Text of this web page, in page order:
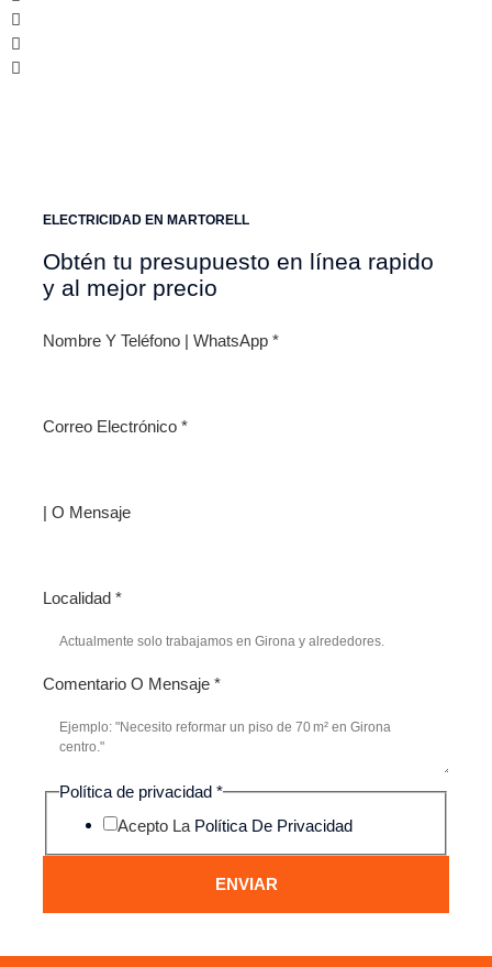
ELECTRICIDAD EN MARTORELL
Obtén tu presupuesto en línea rapido
y al mejor precio
Nombre Y Teléfono | WhatsApp *
Correo Electrónico *
| O Mensaje
Localidad *
Comentario O Mensaje *
Política de privacidad*
Acepto La Política De Privacidad
ENVIAR